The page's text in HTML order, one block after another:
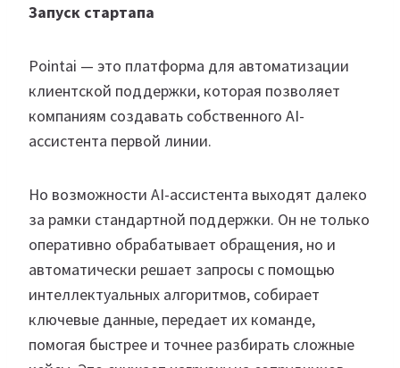
Запуск стартапа
Pointai — это платформа для автоматизации
клиентской поддержки, которая позволяет
компаниям создавать собственного AI-
ассистента первой линии.
Но возможности AI-ассистента выходят далеко
за рамки стандартной поддержки. Он не только
оперативно обрабатывает обращения, но и
автоматически решает запросы с помощью
интеллектуальных алгоритмов, собирает
ключевые данные, передает их команде,
помогая быстрее и точнее разбирать сложные